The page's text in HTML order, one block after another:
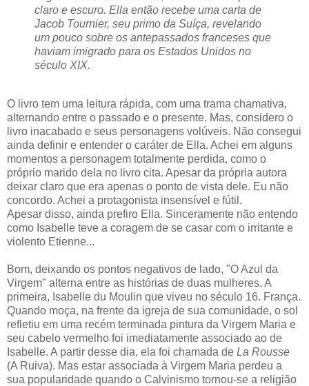
claro e escuro. Ella então recebe uma carta de
Jacob Tournier, seu primo da Suíça, revelando
um pouco sobre os antepassados franceses que
haviam imigrado para os Estados Unidos no
século XIX.
O livro tem uma leitura rápida, com uma trama chamativa,
alternando entre o passado e o presente. Mas, considero o
livro inacabado e seus personagens volúveis. Não consegui
ainda definir e entender o caráter de Ella. Achei em alguns
momentos a personagem totalmente perdida, como o
próprio marido dela no livro cita. Apesar da própria autora
deixar claro que era apenas o ponto de vista dele. Eu não
concordo. Achei a protagonista insensível e fútil.
Apesar disso, ainda prefiro Ella. Sinceramente não entendo
como Isabelle teve a coragem de se casar com o irritante e
violento Etienne...
Bom, deixando os pontos negativos de lado, "O Azul da
Virgem" alterna entre as histórias de duas mulheres. A
primeira, Isabelle du Moulin que viveu no século 16. França.
Quando moça, na frente da igreja de sua comunidade, o sol
refletiu em uma recém terminada pintura da Virgem Maria e
seu cabelo vermelho foi imediatamente associado ao de
Isabelle. A partir desse dia, ela foi chamada de La Rousse
(A Ruiva). Mas estar associada à Virgem Maria perdeu a
sua popularidade quando o Calvinismo tornou-se a religião